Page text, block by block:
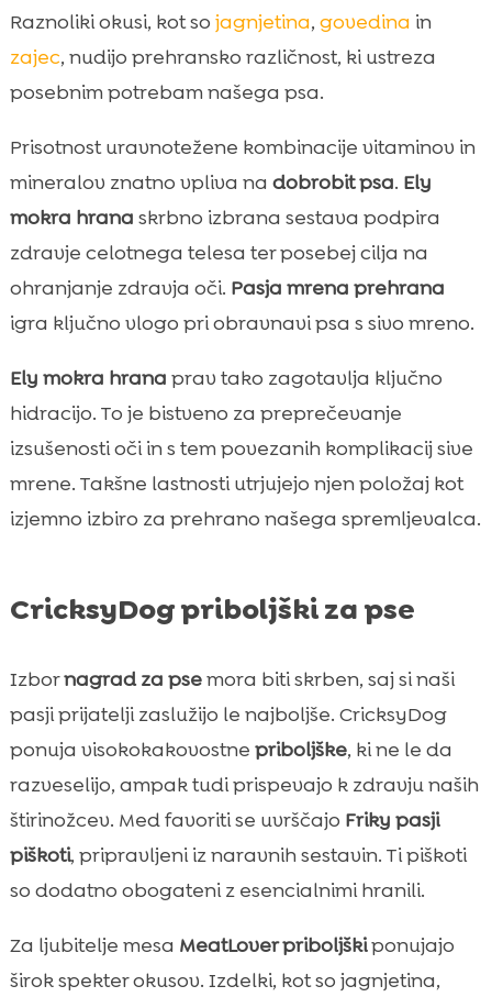
Raznoliki okusi, kot so jagnjetina, govedina in
zajec, nudijo prehransko različnost, ki ustreza
posebnim potrebam našega psa.
Prisotnost uravnotežene kombinacije vitaminov in
mineralov znatno vpliva na dobrobit psa. Ely
mokra hrana skrbno izbrana sestava podpira
zdravje celotnega telesa ter posebej cilja na
ohranjanje zdravja oči. Pasja mrena prehrana
igra ključno vlogo pri obravnavi psa s sivo mreno.
Ely mokra hrana prav tako zagotavlja ključno
hidracijo. To je bistveno za preprečevanje
izsušenosti oči in s tem povezanih komplikacij sive
mrene. Takšne lastnosti utrjujejo njen položaj kot
izjemno izbiro za prehrano našega spremljevalca.
CricksyDog priboljški za pse
Izbornagrad za psemora biti skrben, saj si naši
pasji prijatelji zaslužijo le najboljše. CricksyDog
ponuja visokokakovostne priboljške, ki ne le da
razveselijo, ampak tudi prispevajo k zdravju naših
štirinožcev. Med favoriti se uvrščajo Friky pasji
piškoti, pripravljeni iz naravnih sestavin. Ti piškoti
so dodatno obogateni z esencialnimi hranili.
Za ljubitelje mesa MeatLover priboljškiponujajo
širok spekter okusov. Izdelki, kot so jagnjetina,